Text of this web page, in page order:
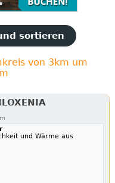
sortieren
von 3km um
und Wärme aus